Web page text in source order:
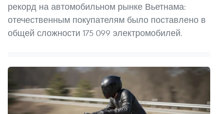
рекорд на автомобильном рынке Вьетнама:
отечественным покупателям было поставлено в
общей сложности 175 099 электромобилей.